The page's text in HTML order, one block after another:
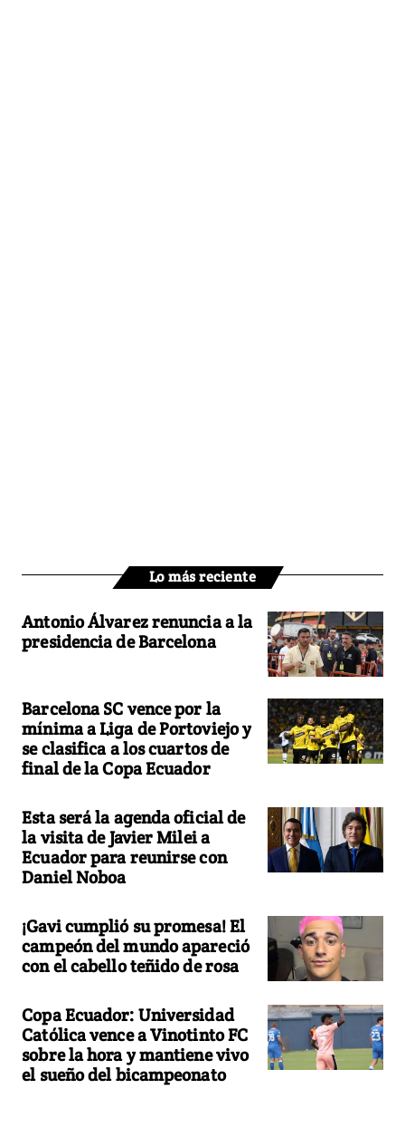
Lo más reciente
Antonio Álvarez renuncia a la
presidencia de Barcelona
Barcelona SC vence por la
mínima a Liga de Portoviejo y
se clasifica a los cuartos de
final de la Copa Ecuador
Esta será la agenda oficial de
la visita de Javier Milei a
Ecuador para reunirse con
Daniel Noboa
¡Gavi cumplió su promesa! El
campeón del mundo apareció
con el cabello teñido de rosa
Copa Ecuador: Universidad
Católica vence a Vinotinto FC
sobre la hora y mantiene vivo
el sueño del bicampeonato